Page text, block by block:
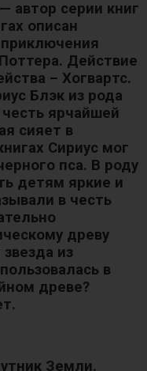
автор серии книг
описан
Действие
– Хогвартс.
Блэк из рода
ярчайшей
сияет в
Сириус мог
пса. В роду
детям яркие и
в честь
древу
из
в
древе?
Земли.